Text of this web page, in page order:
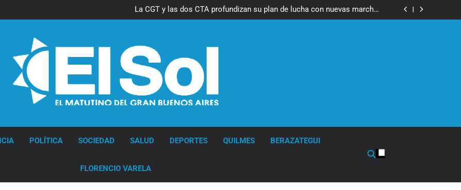
La CGT y las dos CTA profundizan su plan de lucha con nuevas marchas
contra el Gobierno
Thiago Medina fue imputado formalmente por abuso sexual
POLÍTICA SOCIEDAD SALUD DEPORTES QUILMES BERAZATEGUI
FLORENCIO VARELA